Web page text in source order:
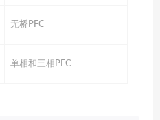
无桥PFC
单相和三相PFC